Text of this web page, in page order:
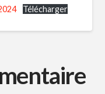
Télécharger